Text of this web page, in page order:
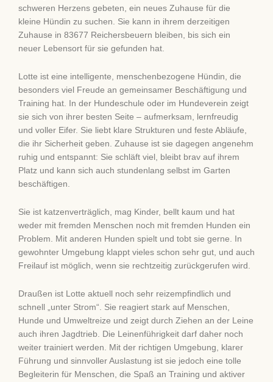
schweren Herzens gebeten, ein neues Zuhause für die
kleine Hündin zu suchen. Sie kann in ihrem derzeitigen
Zuhause in 83677 Reichersbeuern bleiben, bis sich ein
neuer Lebensort für sie gefunden hat.
Lotte ist eine intelligente, menschenbezogene Hündin, die
besonders viel Freude an gemeinsamer Beschäftigung und
Training hat. In der Hundeschule oder im Hundeverein zeigt
sie sich von ihrer besten Seite – aufmerksam, lernfreudig
und voller Eifer. Sie liebt klare Strukturen und feste Abläufe,
die ihr Sicherheit geben. Zuhause ist sie dagegen angenehm
ruhig und entspannt: Sie schläft viel, bleibt brav auf ihrem
Platz und kann sich auch stundenlang selbst im Garten
beschäftigen.
Sie ist katzenverträglich, mag Kinder, bellt kaum und hat
weder mit fremden Menschen noch mit fremden Hunden ein
Problem. Mit anderen Hunden spielt und tobt sie gerne. In
gewohnter Umgebung klappt vieles schon sehr gut, und auch
Freilauf ist möglich, wenn sie rechtzeitig zurückgerufen wird.
Draußen ist Lotte aktuell noch sehr reizempfindlich und
schnell „unter Strom“. Sie reagiert stark auf Menschen,
Hunde und Umweltreize und zeigt durch Ziehen an der Leine
auch ihren Jagdtrieb. Die Leinenführigkeit darf daher noch
weiter trainiert werden. Mit der richtigen Umgebung, klarer
Führung und sinnvoller Auslastung ist sie jedoch eine tolle
Begleiterin für Menschen, die Spaß an Training und aktiver